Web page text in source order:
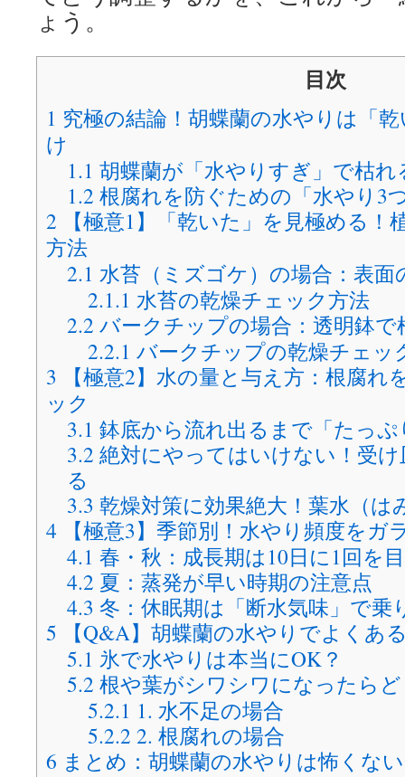
ょう。
目次
1 究極の結論！胡蝶蘭の水やりは「
け
1.1 胡蝶蘭が「水やりすぎ」で枯れ
1.2 根腐れを防ぐための「水やり3
2 【極意1】「乾いた」を見極める
方法
2.1 水苔（ミズゴケ）の場合：表
2.1.1 水苔の乾燥チェック方法
2.2 バークチップの場合：透明鉢
2.2.1 バークチップの乾燥チェッ
3 【極意2】水の量と与え方：根腐れ
ック
3.1 鉢底から流れ出るまで「たっ
3.2 絶対にやってはいけない！受
る
3.3 乾燥対策に効果絶大！葉水（は
4 【極意3】季節別！水やり頻度をガ
4.1 春・秋：成長期は10日に1回を
4.2 夏：蒸発が早い時期の注意点
4.3 冬：休眠期は「断水気味」で乗
5 【Q&A】胡蝶蘭の水やりでよくあ
5.1 氷で水やりは本当にOK？
5.2 根や葉がシワシワになったら
5.2.1 1. 水不足の場合
5.2.2 2. 根腐れの場合
6 まとめ：胡蝶蘭の水やりは怖くな